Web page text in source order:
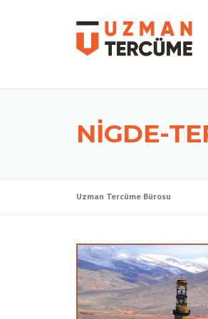
NIGDE-
Uzman Tercüme Bürosu